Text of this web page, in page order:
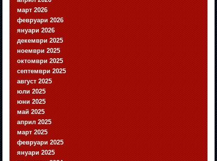
март 2026
февруари 2026
януари 2026
декември 2025
ноември 2025
октомври 2025
септември 2025
август 2025
юли 2025
юни 2025
май 2025
април 2025
март 2025
февруари 2025
януари 2025